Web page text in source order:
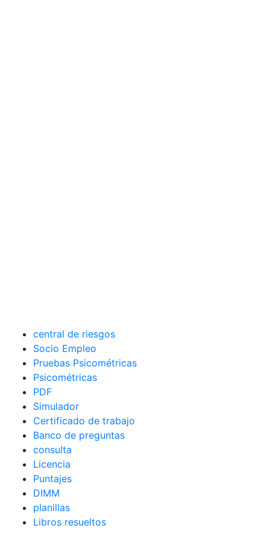
central de riesgos
Socio Empleo
Pruebas Psicométricas
Psicométricas
PDF
Simulador
Certificado de trabajo
Banco de preguntas
consulta
Licencia
Puntajes
DIMM
planillas
Libros resueltos